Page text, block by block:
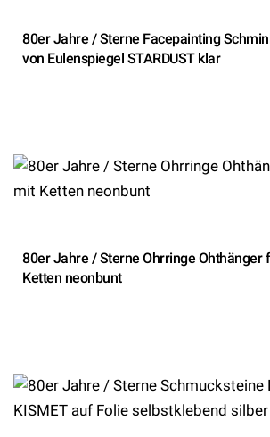
80er Jahre / Sterne Facepainting
von Eulenspiegel STARDUST klar
80er Jahre / Sterne Ohrringe Ohthänger
Ketten neonbunt